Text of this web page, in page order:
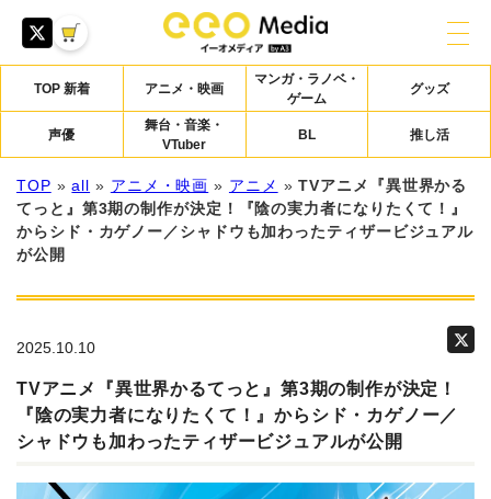
TOP 新着 アニメ・映画
マンガ・ラノベ・
ゲーム
グッズ
声優
舞台・音楽・
VTuber
BL 推し活
TOP »all » アニメ・映画 » アニメ »TVアニメ『異世界かる
てっと』第3期の制作が決定！『陰の実力者になりたくて！』
からシド・カゲノー／シャドウも加わったティザービジュアル
が公開
2025.10.10
TVアニメ『異世界かるてっと』第3期の制作が決定！
『陰の実力者になりたくて！』からシド・カゲノー／
シャドウも加わったティザービジュアルが公開